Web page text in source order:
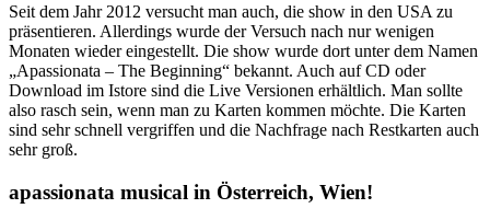
Seit dem Jahr 2012 versucht man auch, die show in den USA zu
präsentieren. Allerdings wurde der Versuch nach nur wenigen
Monaten wieder eingestellt. Die show wurde dort unter dem Namen
„Apassionata – The Beginning“ bekannt. Auch auf CD oder
Download im Istore sind die Live Versionen erhältlich. Man sollte
also rasch sein, wenn man zu Karten kommen möchte. Die Karten
sind sehr schnell vergriffen und die Nachfrage nach Restkarten auch
sehr groß.
apassionata musical in Österreich, Wien!